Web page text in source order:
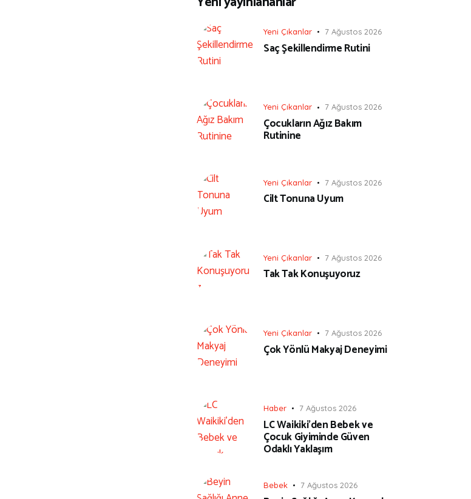
Yeni Çıkanlar 7 Ağustos 2026
Saç Şekillendirme Rutini
Yeni Çıkanlar 7 Ağustos 2026
Çocukların Ağız Bakım
Rutinine
Yeni Çıkanlar 7 Ağustos 2026
Cilt Tonuna Uyum
Yeni Çıkanlar 7 Ağustos 2026
Tak Tak Konuşuyoruz
Yeni Çıkanlar 7 Ağustos 2026
Çok Yönlü Makyaj Deneyimi
Haber 7 Ağustos 2026
LC Waikiki’den Bebek ve
Çocuk Giyiminde Güven
Odaklı Yaklaşım
Bebek 7 Ağustos 2026